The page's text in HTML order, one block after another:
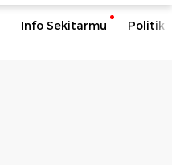
Info Sekitarmu Politik